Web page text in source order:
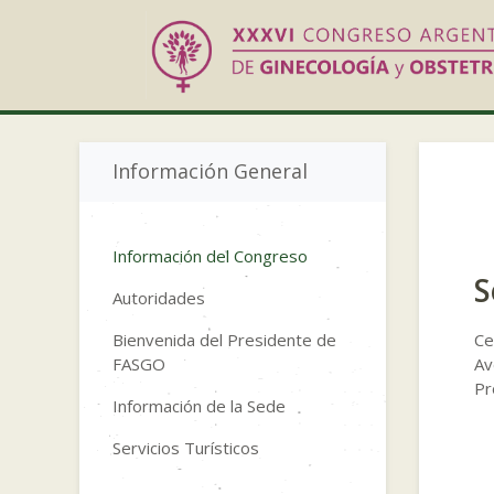
Información General
Información del Congreso
Autoridades
Bienvenida del Presidente de
FASGO
Información de la Sede
Servicios Turísticos